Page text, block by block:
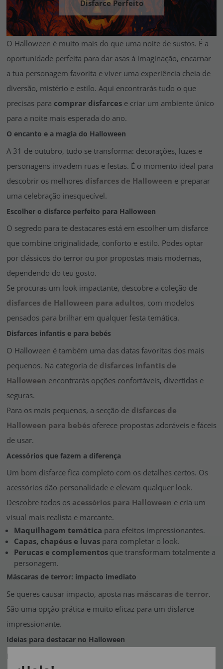
Vá em frente! Estávamos esperando por você.
CRIAR CONTA
Disfarce Perfeito
O Halloween é muito mais do que uma noite de sustos. É a
oportunidade perfeita para dar asas à imaginação, encarnar
a tua personagem favorita e viver uma experiência cheia de
diversão, mistério e estilo. Aqui encontrarás tudo o que
precisas para comprar disfarces e criar um ambiente único
para a noite mais esperada do ano.
O encanto e a magia do Halloween
A 31 de outubro, tudo se transforma: decorações, luzes e
personagens invadem ruas e festas. É o momento ideal para
descobrir os melhores disfarces de Halloween e preparar
uma celebração inesquecível.
Escolher o disfarce perfeito para Halloween
O segredo para te destacares está em escolher um disfarce
que combine originalidade, conforto e estilo. Podes optar
por clássicos do terror ou por propostas mais modernas,
dependendo do teu gosto.
Se procuras um look impactante, descobre a coleção de
disfarces de Halloween para adultos, com modelos
pensados para brilhar em qualquer festa temática.
Disfarces infantis e para bebés
O Halloween é também uma das datas favoritas dos mais
pequenos. Na categoria de disfarces infantis de
Halloween encontrarás opções confortáveis, divertidas e
seguras.
Para os mais pequenos, a secção de disfarces de
Halloween para bebés oferece propostas adoráveis e fáceis
de usar.
Acessórios que fazem a diferença
Um bom disfarce fica completo com os detalhes certos. Os
acessórios dão personalidade e elevam qualquer look.
Descobre todos os acessórios para Halloween e cria um
visual mais realista e marcante.
Maquilhagem temática para efeitos impressionantes.
Capas, chapéus e luvas para completar o look.
Perucas e complementos que transformam totalmente a
personagem.
Máscaras de terror: impacto imediato
Se queres causar impacto, aposta nas máscaras de terror.
São uma opção prática e muito eficaz para um disfarce
impressionante.
Ideias para destacar no Halloween
Para te destacares, aposta na criatividade. Combina estilos,